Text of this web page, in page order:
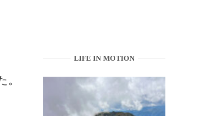
LIFE IN MOTION